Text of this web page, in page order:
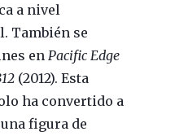
a nivel
También se
en Pacific Edge
(2012). Esta
ha convertido a
figura de